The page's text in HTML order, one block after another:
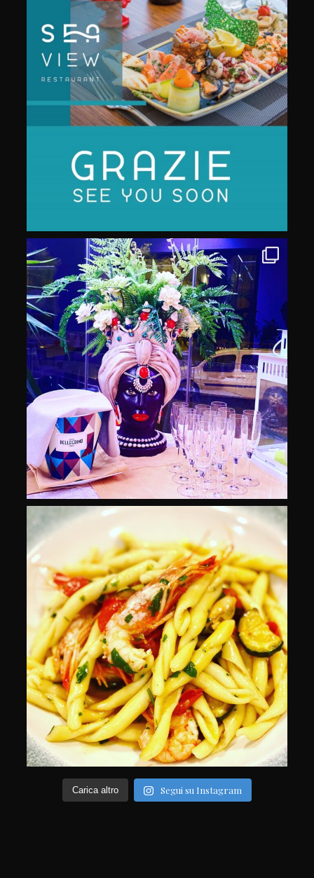
Carica altro Segui su Instagram